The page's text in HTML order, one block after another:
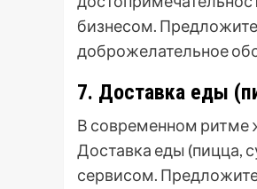
бизнесом.
доброжелательное
7. Доставка еды
В современном ритме
Доставка еды (пицца,
сервисом.